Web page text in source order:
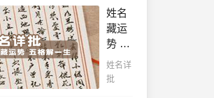
十之
八九
是大
官或
富
十年
一运
卜吉
凶，
未来
命运
姓名
藏运
势 五
格解
一
姓名详
批